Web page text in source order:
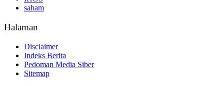
saham
Halaman
Disclaimer
Indeks Berita
Pedoman Media Siber
Sitemap